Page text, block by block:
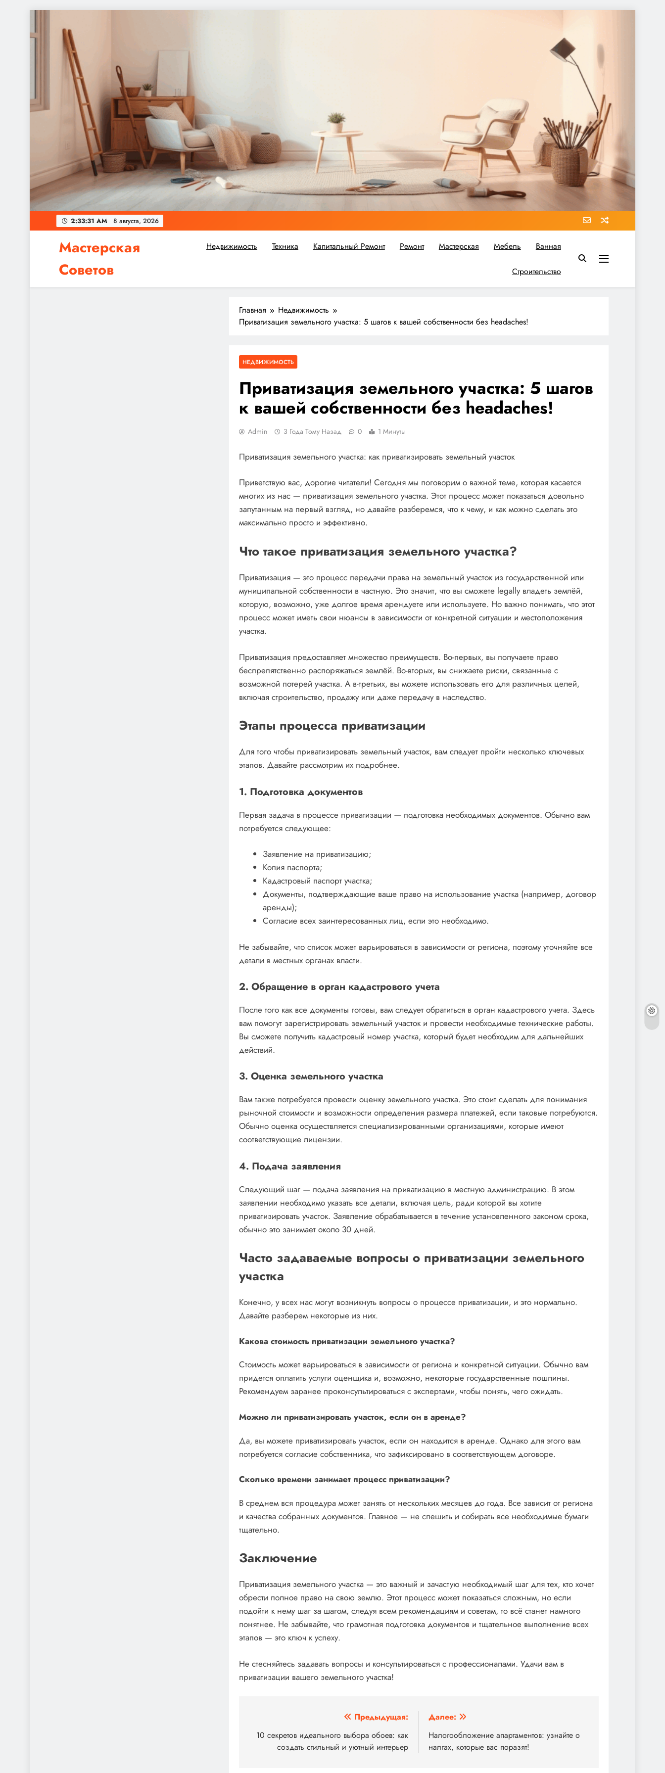
содержимому
2:33:32 AM 8 августа, 2026
Мастерская
Советов
Независимо от того, планируете ли вы небольшой ремонт или крупное строительство, в Мастерской Советов вы найдете все необходимое для реализации своих идей!
Недвижимость Техника Капитальный Ремонт Ремонт Мастерская Мебель Ванная
Строительство
Главная
Недвижимость
Приватизация земельного участка: 5 шагов к вашей собственности без headaches!
НЕДВИЖИМОСТЬ
Приватизация земельного участка: 5 шагов
к вашей собственности без headaches!
Admin 3 Года Тому Назад 0 1 Минуты
Приватизация земельного участка: как приватизировать земельный участок
Приветствую вас, дорогие читатели! Сегодня мы поговорим о важной теме, которая касается
многих из нас — приватизация земельного участка. Этот процесс может показаться довольно
запутанным на первый взгляд, но давайте разберемся, что к чему, и как можно сделать это
максимально просто и эффективно.
Что такое приватизация земельного участка?
Приватизация — это процесс передачи права на земельный участок из государственной или
муниципальной собственности в частную. Это значит, что вы сможете legally владеть землёй,
которую, возможно, уже долгое время арендуете или используете. Но важно понимать, что этот
процесс может иметь свои нюансы в зависимости от конкретной ситуации и местоположения
участка.
Приватизация предоставляет множество преимуществ. Во-первых, вы получаете право
беспрепятственно распоряжаться землёй. Во-вторых, вы снижаете риски, связанные с
возможной потерей участка. А в-третьих, вы можете использовать его для различных целей,
включая строительство, продажу или даже передачу в наследство.
Этапы процесса приватизации
Для того чтобы приватизировать земельный участок, вам следует пройти несколько ключевых
этапов. Давайте рассмотрим их подробнее.
1. Подготовка документов
Первая задача в процессе приватизации — подготовка необходимых документов. Обычно вам
потребуется следующее:
Заявление на приватизацию;
Копия паспорта;
Кадастровый паспорт участка;
Документы, подтверждающие ваше право на использование участка (например, договор
аренды);
Согласие всех заинтересованных лиц, если это необходимо.
Не забывайте, что список может варьироваться в зависимости от региона, поэтому уточняйте все
детали в местных органах власти.
2. Обращение в орган кадастрового учета
После того как все документы готовы, вам следует обратиться в орган кадастрового учета. Здесь
вам помогут зарегистрировать земельный участок и провести необходимые технические работы.
Вы сможете получить кадастровый номер участка, который будет необходим для дальнейших
действий.
3. Оценка земельного участка
Вам также потребуется провести оценку земельного участка. Это стоит сделать для понимания
рыночной стоимости и возможности определения размера платежей, если таковые потребуются.
Обычно оценка осуществляется специализированными организациями, которые имеют
соответствующие лицензии.
4. Подача заявления
Следующий шаг — подача заявления на приватизацию в местную администрацию. В этом
заявлении необходимо указать все детали, включая цель, ради которой вы хотите
приватизировать участок. Заявление обрабатывается в течение установленного законом срока,
обычно это занимает около 30 дней.
Часто задаваемые вопросы о приватизации земельного
участка
Конечно, у всех нас могут возникнуть вопросы о процессе приватизации, и это нормально.
Давайте разберем некоторые из них.
Какова стоимость приватизации земельного участка?
Стоимость может варьироваться в зависимости от региона и конкретной ситуации. Обычно вам
придется оплатить услуги оценщика и, возможно, некоторые государственные пошлины.
Рекомендуем заранее проконсультироваться с экспертами, чтобы понять, чего ожидать.
Можно ли приватизировать участок, если он в аренде?
Да, вы можете приватизировать участок, если он находится в аренде. Однако для этого вам
потребуется согласие собственника, что зафиксировано в соответствующем договоре.
Сколько времени занимает процесс приватизации?
В среднем вся процедура может занять от нескольких месяцев до года. Все зависит от региона
и качества собранных документов. Главное — не спешить и собирать все необходимые бумаги
тщательно.
Заключение
Приватизация земельного участка — это важный и зачастую необходимый шаг для тех, кто хочет
обрести полное право на свою землю. Этот процесс может показаться сложным, но если
подойти к нему шаг за шагом, следуя всем рекомендациям и советам, то всё станет намного
понятнее. Не забывайте, что грамотная подготовка документов и тщательное выполнение всех
этапов — это ключ к успеху.
Не стесняйтесь задавать вопросы и консультироваться с профессионалами. Удачи вам в
приватизации вашего земельного участка!
по
записям
Предыдущая:
10 секретов идеального выбора обоев: как
создать стильный и уютный интерьер
Далее:
Налогообложение апартаментов: узнайте о
налгах, которые вас поразят!